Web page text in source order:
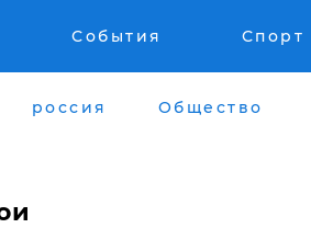
События Спорт
россия Общество